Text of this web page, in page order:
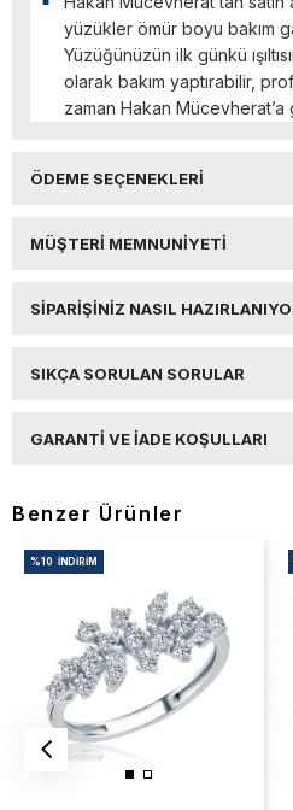
yüzükler ömür boyu bakım
Yüzüğünüzün ilk günkü
olarak bakım yaptırabilir,
zaman Hakan
ÖDEME SEÇENEKLERI
MÜŞTERI MEMNUNIYETI
SIPARIŞINIZ NASIL
SIKÇA SORULAN SORULAR
GARANTI VE İADE KOŞULLARI
Benzer Ürünler
%10 İNDIRIM